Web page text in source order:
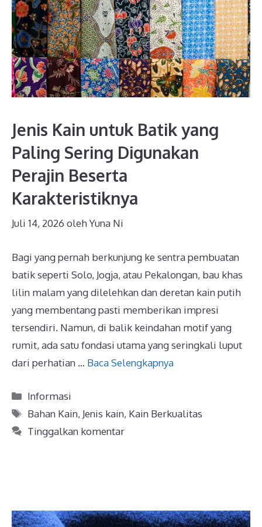
Jenis Kain untuk Batik yang
Paling Sering Digunakan
Perajin Beserta
Karakteristiknya
Juli 14, 2026 olehYuna Ni
Bagi yang pernah berkunjung ke sentra pembuatan
batik seperti Solo, Jogja, atau Pekalongan, bau khas
lilin malam yang dilelehkan dan deretan kain putih
yang membentang pasti memberikan impresi
tersendiri. Namun, di balik keindahan motif yang
rumit, ada satu fondasi utama yang seringkali luput
dari perhatian … Baca Selengkapnya
Kategori
Informasi
Tag
Bahan Kain, Jenis kain, Kain Berkualitas
Tinggalkan komentar